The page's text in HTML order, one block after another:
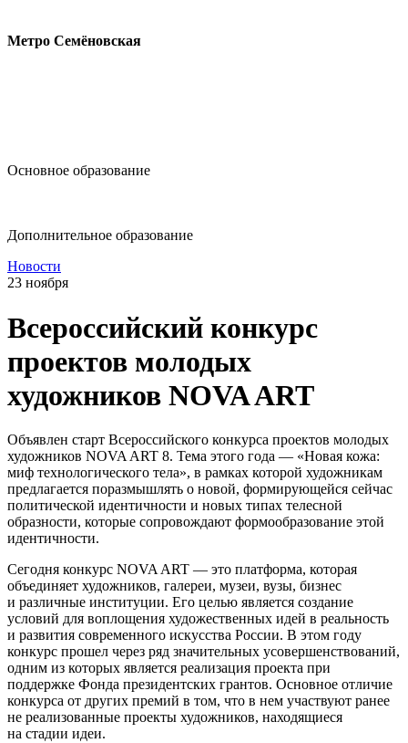
Метро Семёновская
Основное образование
Дополнительное образование
Новости
23 ноября
Всероссийский конкурс
проектов молодых
художников NOVA ART
Объявлен старт Всероссийского конкурса проектов молодых
художников NOVA ART 8. Тема этого года — «Новая кожа:
миф технологического тела», в рамках которой художникам
предлагается поразмышлять о новой, формирующейся сейчас
политической идентичности и новых типах телесной
образности, которые сопровождают формообразование этой
идентичности.
Сегодня конкурс NOVA ART — это платформа, которая
объединяет художников, галереи, музеи, вузы, бизнес
и различные институции. Его целью является создание
условий для воплощения художественных идей в реальность
и развития современного искусства России. В этом году
конкурс прошел через ряд значительных усовершенствований,
одним из которых является реализация проекта при
поддержке Фонда президентских грантов. Основное отличие
конкурса от других премий в том, что в нем участвуют ранее
не реализованные проекты художников, находящиеся
на стадии идеи.